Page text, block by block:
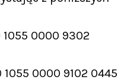
1055 0000 9302
1055 0000 9102 0445